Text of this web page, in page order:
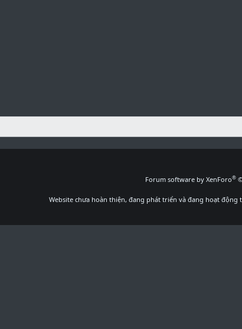
Forum software by XenForo®
Website chưa hoàn thiện, đang phát triển và đang hoạt động